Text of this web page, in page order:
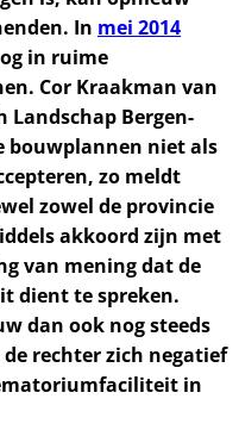
In mei 2014
in ruime
Cor Kraakman van
Landschap Bergen-
bouwplannen niet als
zo meldt
zowel de provincie
akkoord zijn met
van mening dat de
dient te spreken.
dan ook nog steeds
rechter zich negatief
in